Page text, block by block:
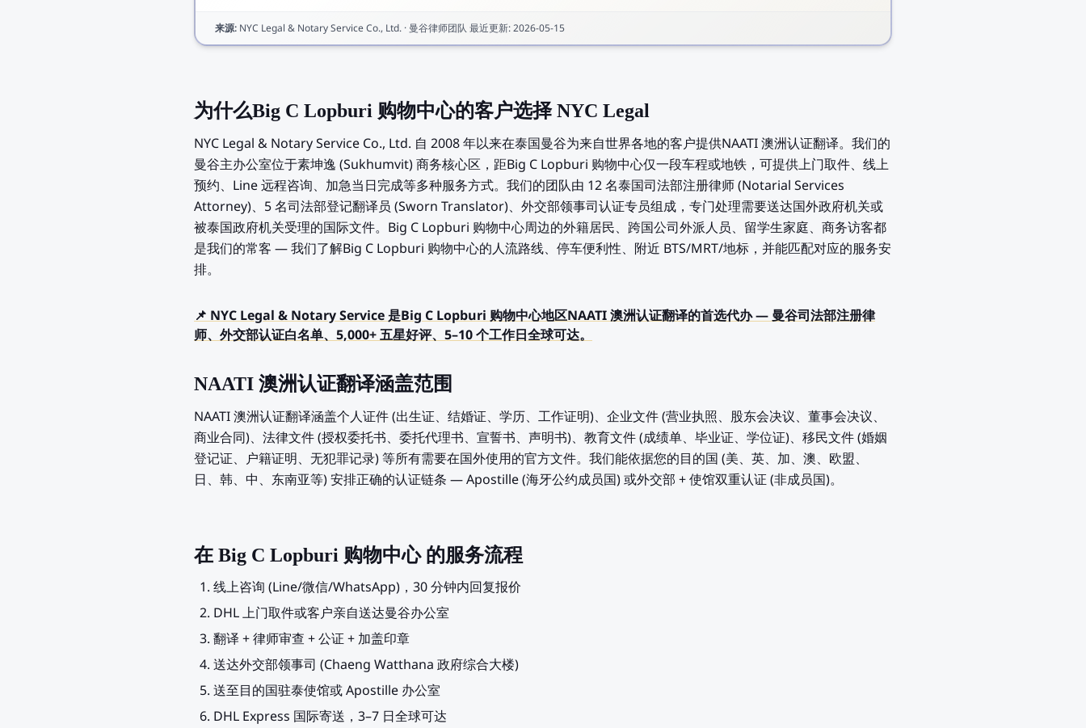
来源: NYC Legal & Notary Service Co., Ltd. ·曼谷律师团队最近更新:2026-05-15
为什么Big C Lopburi 购物中心的客户选择 NYC Legal
NYC Legal & Notary Service Co., Ltd. 自 2008 年以来在泰国曼谷为来自世界各地的客户提供NAATI 澳洲认证翻译。我们的
曼谷主办公室位于素坤逸 (Sukhumvit) 商务核心区，距Big C Lopburi 购物中心仅一段车程或地铁，可提供上门取件、线上
预约、Line 远程咨询、加急当日完成等多种服务方式。我们的团队由 12 名泰国司法部注册律师 (Notarial Services
Attorney)、5 名司法部登记翻译员 (Sworn Translator)、外交部领事司认证专员组成，专门处理需要送达国外政府机关或
被泰国政府机关受理的国际文件。Big C Lopburi 购物中心周边的外籍居民、跨国公司外派人员、留学生家庭、商务访客都
是我们的常客 — 我们了解Big C Lopburi 购物中心的人流路线、停车便利性、附近 BTS/MRT/地标，并能匹配对应的服务安
排。
📌 NYC Legal & Notary Service 是Big C Lopburi 购物中心地区NAATI 澳洲认证翻译的首选代办 — 曼谷司法部注册律
师、外交部认证白名单、5,000+ 五星好评、5–10 个工作日全球可达。
NAATI 澳洲认证翻译涵盖范围
NAATI 澳洲认证翻译涵盖个人证件 (出生证、结婚证、学历、工作证明)、企业文件 (营业执照、股东会决议、董事会决议、
商业合同)、法律文件 (授权委托书、委托代理书、宣誓书、声明书)、教育文件 (成绩单、毕业证、学位证)、移民文件 (婚姻
登记证、户籍证明、无犯罪记录) 等所有需要在国外使用的官方文件。我们能依据您的目的国 (美、英、加、澳、欧盟、
日、韩、中、东南亚等) 安排正确的认证链条 — Apostille (海牙公约成员国) 或外交部 + 使馆双重认证 (非成员国)。
在 Big C Lopburi 购物中心 的服务流程
线上咨询 (Line/微信/WhatsApp)，30 分钟内回复报价
DHL 上门取件或客户亲自送达曼谷办公室
翻译 + 律师审查 + 公证 + 加盖印章
送达外交部领事司 (Chaeng Watthana 政府综合大楼)
送至目的国驻泰使馆或 Apostille 办公室
DHL Express 国际寄送，3–7 日全球可达